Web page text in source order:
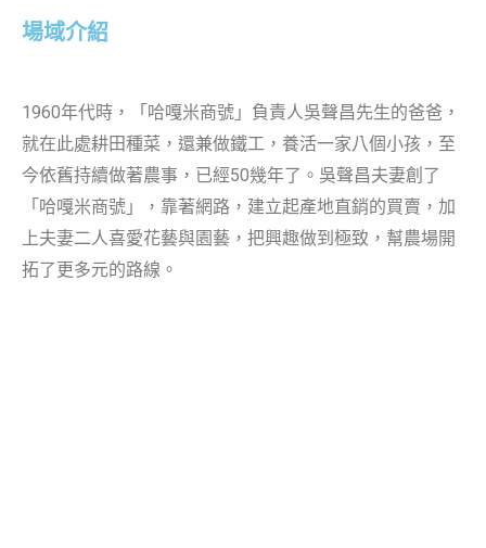
場域介紹
1960年代時，「哈嘎米商號」負責人吳聲昌先生的爸爸，
就在此處耕田種菜，還兼做鐵工，養活一家八個小孩，至
今依舊持續做著農事，已經50幾年了。吳聲昌夫妻創了
「哈嘎米商號」，靠著網路，建立起產地直銷的買賣，加
上夫妻二人喜愛花藝與園藝，把興趣做到極致，幫農場開
拓了更多元的路線。